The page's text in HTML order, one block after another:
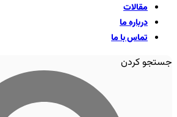
مقالات
درباره ما
تماس با ما
جستجو کردن